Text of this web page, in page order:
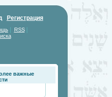
Регистрация
| RSS|
важные